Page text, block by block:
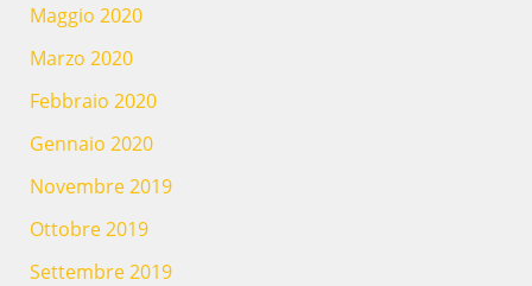
Maggio 2020
Marzo 2020
Febbraio 2020
Gennaio 2020
Novembre 2019
Ottobre 2019
Settembre 2019